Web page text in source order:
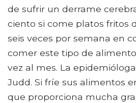
de sufrir un derrame
ciento si come platos fritos
seis veces por semana en
comer este tipo de
vez al mes. La
Judd. Si fríe sus alimentos
que proporciona mucha